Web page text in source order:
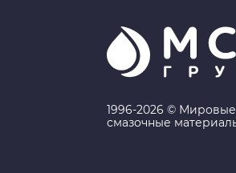
1996-2026 © Мировые
смазочные